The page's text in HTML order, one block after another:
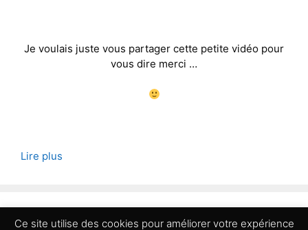
Je voulais juste vous partager cette petite vidéo pour
vous dire merci …
Lire plus
Page
2 → suivant
Ce site utilise des cookies pour améliorer votre expérience